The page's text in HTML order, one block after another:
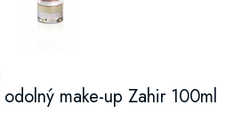
make-up Zahir 100ml